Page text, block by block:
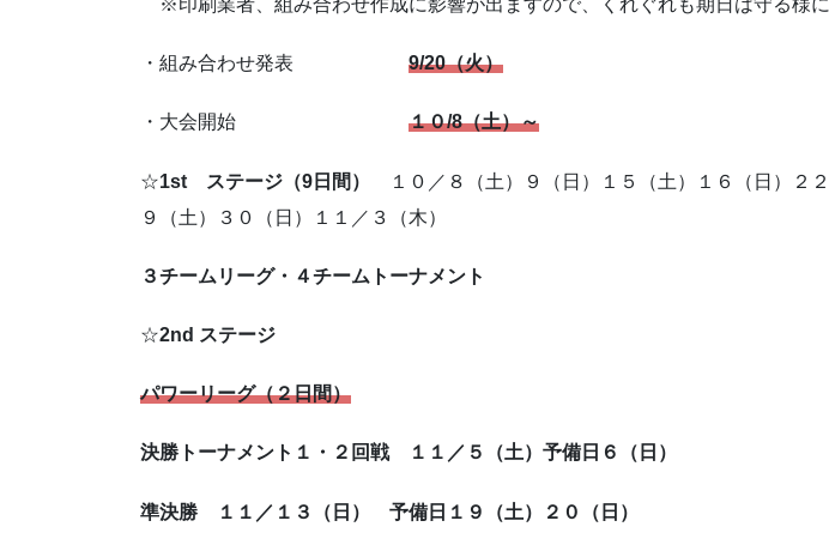
※印刷業者、組み合わせ作成に影響が出ますので、くれぐれも期日は守る様に
・組み合わせ発表 9/20（火）
・大会開始 １０/8（土）～
☆1st ステージ（9日間）
１０／８（土）９（日）１５（土）１６（日）２
９（土）３０（日）１１／３（木）
３チームリーグ・４チームトーナメント
☆2nd ステージ
パワーリーグ（２日間）
決勝トーナメント１・２回戦 １１／５（土）予備日６（日）
準決勝 １１／１３（日） 予備日１９（土）２０（日）